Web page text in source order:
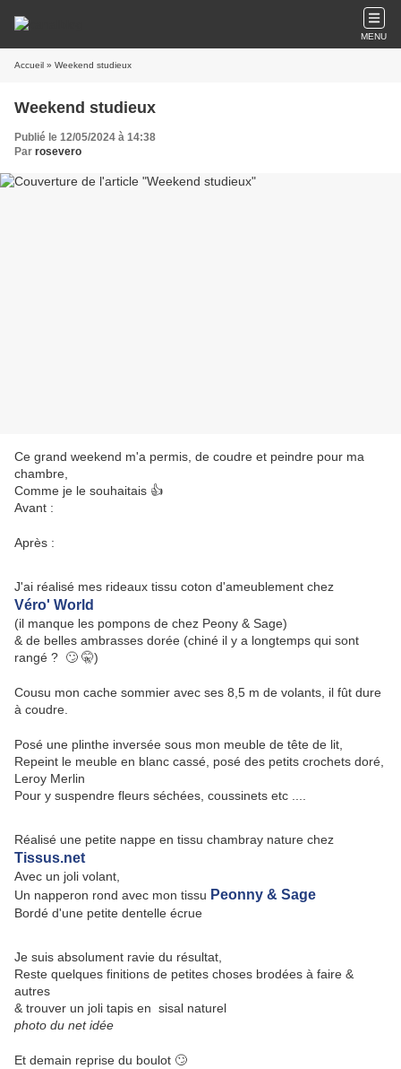
MENU
Accueil » Weekend studieux
Weekend studieux
Publié le 12/05/2024 à 14:38
Par rosevero
Ce grand weekend m'a permis, de coudre et peindre pour ma
chambre,
Comme je le souhaitais 👍
Avant :
Après :
J'ai réalisé mes rideaux tissu coton d'ameublement chez
Véro' World
(il manque les pompons de chez Peony & Sage)
& de belles ambrasses dorée (chiné il y a longtemps qui sont
rangé ? 🙄 🤫)
Cousu mon cache sommier avec ses 8,5 m de volants, il fût dure
à coudre.
Posé une plinthe inversée sous mon meuble de tête de lit,
Repeint le meuble en blanc cassé, posé des petits crochets doré,
Leroy Merlin
Pour y suspendre fleurs séchées, coussinets etc ....
Réalisé une petite nappe en tissu chambray nature chez
Tissus.net
Avec un joli volant,
Un napperon rond avec mon tissu Peonny & Sage
Bordé d'une petite dentelle écrue
Je suis absolument ravie du résultat,
Reste quelques finitions de petites choses brodées à faire &
autres
& trouver un joli tapis en sisal naturel
photo du net idée
Et demain reprise du boulot 🙄